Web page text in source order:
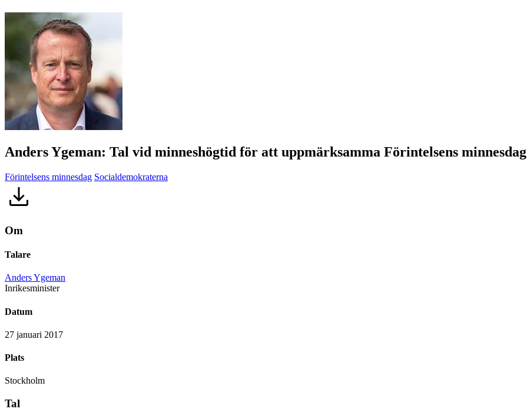
Anders Ygeman: Tal vid minneshögtid för att uppmärksamma Förintelsens minnesdag
Förintelsens minnesdag Socialdemokraterna
Om
Talare
Anders Ygeman
Inrikesminister
Datum
27 januari 2017
Plats
Stockholm
Tal